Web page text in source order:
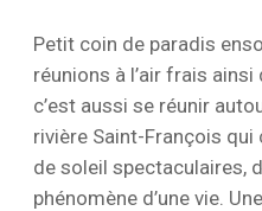
Petit coin de paradis
réunions à l’air frais
c’est aussi se réunir
rivière Saint-François
de soleil spectaculaires,
phénomène d’une vie.